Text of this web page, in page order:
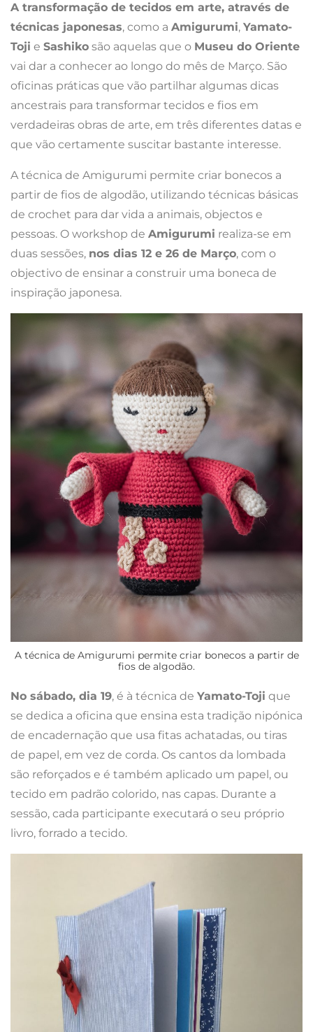
A transformação de tecidos em arte, através de
técnicas japonesas, como a Amigurumi, Yamato-
Toji e Sashiko são aquelas que o Museu do Oriente
vai dar a conhecer ao longo do mês de Março. São
oficinas práticas que vão partilhar algumas dicas
ancestrais para transformar tecidos e fios em
verdadeiras obras de arte, em três diferentes datas e
que vão certamente suscitar bastante interesse.
A técnica de Amigurumi permite criar bonecos a
partir de fios de algodão, utilizando técnicas básicas
de crochet para dar vida a animais, objectos e
pessoas. O workshop de Amigurumi realiza-se em
duas sessões, nos dias 12 e 26 de Março, com o
objectivo de ensinar a construir uma boneca de
inspiração japonesa.
A técnica de Amigurumi permite criar bonecos a partir de
fios de algodão.
No sábado, dia 19, é à técnica de Yamato-Toji que
se dedica a oficina que ensina esta tradição nipónica
de encadernação que usa fitas achatadas, ou tiras
de papel, em vez de corda. Os cantos da lombada
são reforçados e é também aplicado um papel, ou
tecido em padrão colorido, nas capas. Durante a
sessão, cada participante executará o seu próprio
livro, forrado a tecido.